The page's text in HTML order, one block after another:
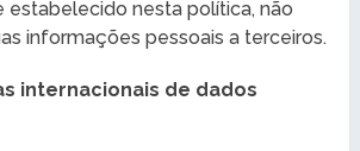
estabelecido nesta política, não
informações pessoais a terceiros.
internacionais de dados